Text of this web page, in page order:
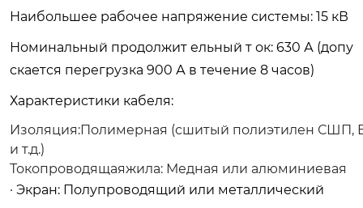
Наибольшее рабочее напряжение системы: 15 кВ
Номинальный продолжит ельный т ок: 630 А (допу
скается перегрузка 900 А в течение 8 часов)
Характеристики кабеля:
Изоляция:Полимерная (сшитый полиэтилен СШП,
и т.д.)
Токопроводящаяжила: Медная или алюминиевая
· Экран: Полупроводящий или металлический